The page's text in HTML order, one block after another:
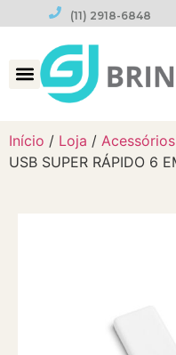
(11) 2918-6848
Início / Loja /
USB SUPER RÁPIDO 6